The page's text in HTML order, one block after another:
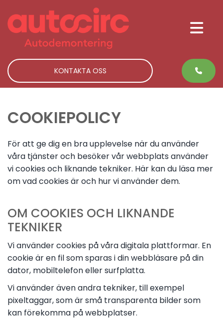
KONTAKTA OSS
COOKIEPOLICY
För att ge dig en bra upplevelse när du använder
våra tjänster och besöker vår webbplats använder
vi cookies och liknande tekniker. Här kan du läsa mer
om vad cookies är och hur vi använder dem.
OM COOKIES OCH LIKNANDE
TEKNIKER
Vi använder cookies på våra digitala plattformar. En
cookie är en fil som sparas i din webbläsare på din
dator, mobiltelefon eller surfplatta.
Vi använder även andra tekniker, till exempel
pixeltaggar, som är små transparenta bilder som
kan förekomma på webbplatser.